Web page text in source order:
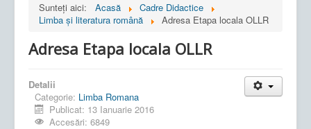
Sunteți aici:
Acasă
Cadre Didactice
Limba și literatura română
Adresa Etapa locala OLLR
Adresa Etapa locala OLLR
Detalii
Categorie: Limba Romana
Publicat: 13 Ianuarie 2016
Accesări: 6849